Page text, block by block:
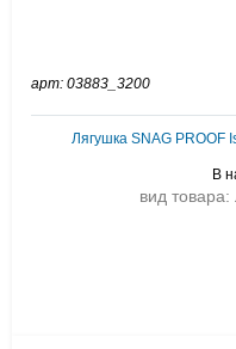
арт: 03883_3200
Лягушка SNAG PROOF
В
вид